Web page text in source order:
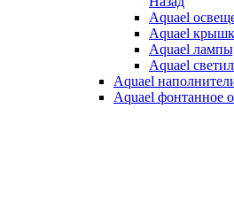
Aquael
Aquael
Aquael
Aquael
Aquael
Aquael фонтанное